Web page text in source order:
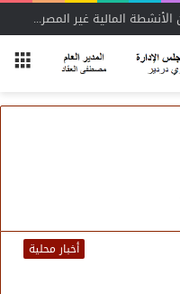
أفاق واسعة لاستفادة المغتربين من الأنشطة المالية غير المصرفية
أخبار محلية